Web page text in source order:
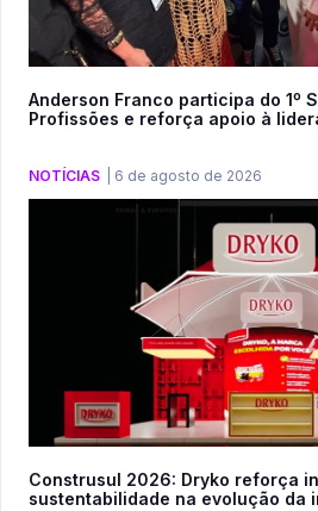
Anderson Franco participa do 1º
Profissões e reforça apoio à
NOTÍCIAS 6 de agosto de 2026
Construsul 2026: Dryko reforça
sustentabilidade na evolução da